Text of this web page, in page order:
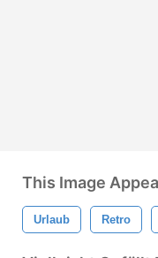
This Image
Urlaub Retro